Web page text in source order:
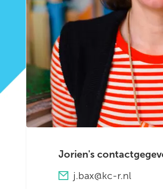
Jorien's
j.bax@kc-r.nl